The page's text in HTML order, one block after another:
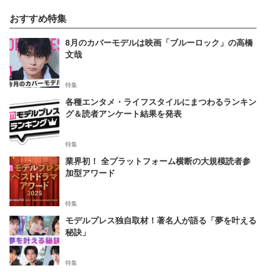
おすすめ特集
8月のカバーモデルは映画「ブルーロック」の高橋
文哉
特集
各種エンタメ・ライフスタイルにまつわるランキン
グ＆読者アンケート結果を発表
特集
業界初！ 全プラットフォーム横断の大規模読者参
加型アワード
特集
モデルプレス独自取材！著名人が語る「夢を叶える
秘訣」
特集